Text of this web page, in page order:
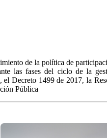
de la política de
las fases del ciclo de la
Decreto 1499 de 2017, la
Pública